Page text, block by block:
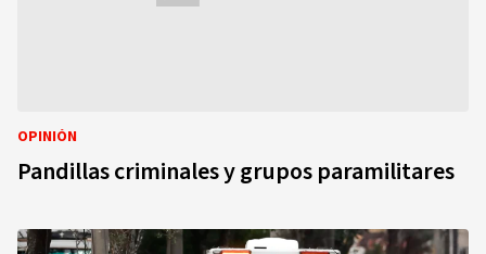
OPINIÓN
Pandillas criminales y grupos paramilitares